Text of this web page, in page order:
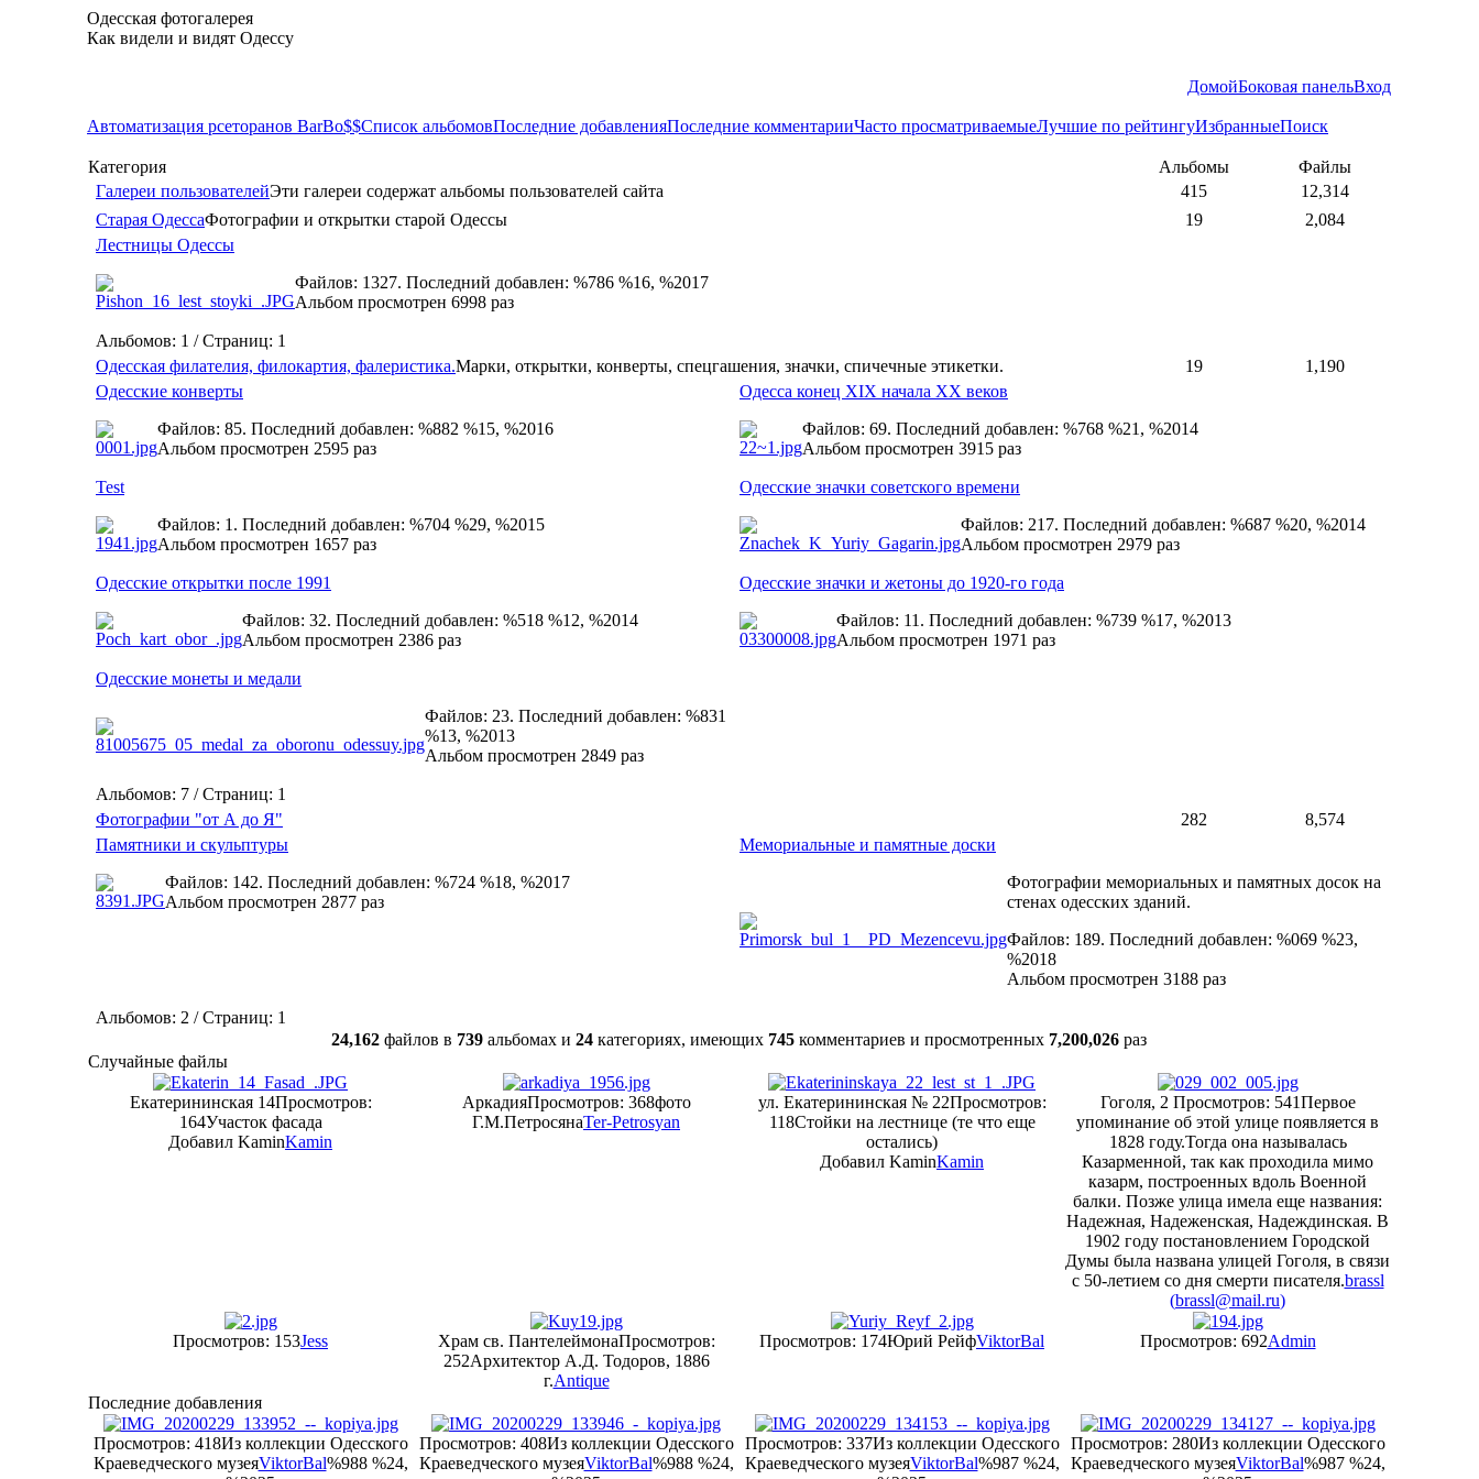
Одесская фотогалерея
Как видели и видят Одессу
ДомойБоковая панельВход
Автоматизация рсеторанов BarBo$$Список альбомовПоследние добавленияПоследние комментарииЧасто просматриваемыеЛучшие по рейтингуИзбранныеПоиск
Категория Альбомы
Файлы
Галереи пользователейЭти галереи содержат альбомы пользователей сайта 415
12,314
Старая ОдессаФотографии и открытки старой Одессы 19
2,084
Лестницы Одессы
Файлов: 1327. Последний добавлен: %786 %16, %2017
Альбом просмотрен 6998 раз
Альбомов: 1 / Страниц: 1
Одесская филателия, филокартия, фалеристика.Марки, открытки, конверты, спецгашения, значки, спичечные этикетки. 19
1,190
Одесские конверты
Файлов: 85. Последний добавлен: %882 %15, %2016
Альбом просмотрен 2595 раз
Одесса конец XIX начала ХХ веков
Файлов: 69. Последний добавлен: %768 %21, %2014
Альбом просмотрен 3915 раз
Test
Файлов: 1. Последний добавлен: %704 %29, %2015
Альбом просмотрен 1657 раз
Одесские значки советского времени
Файлов: 217. Последний добавлен: %687 %20, %2014
Альбом просмотрен 2979 раз
Одесские открытки после 1991
Файлов: 32. Последний добавлен: %518 %12, %2014
Альбом просмотрен 2386 раз
Одесские значки и жетоны до 1920-го года
Файлов: 11. Последний добавлен: %739 %17, %2013
Альбом просмотрен 1971 раз
Одесские монеты и медали
Файлов: 23. Последний добавлен: %831
%13, %2013
Альбом просмотрен 2849 раз
Альбомов: 7 / Страниц: 1
Фотографии "от А до Я"
282
8,574
Памятники и скульптуры
Файлов: 142. Последний добавлен: %724 %18, %2017
Альбом просмотрен 2877 раз
Мемориальные и памятные доски
Фотографии мемориальных и памятных досок на
стенах одесских зданий.
Файлов: 189. Последний добавлен: %069 %23,
%2018
Альбом просмотрен 3188 раз
Альбомов: 2 / Страниц: 1
24,162 файлов в 739 альбомах и 24 категориях, имеющих 745 комментариев и просмотренных 7,200,026 раз
Случайные файлы
Екатерининская 14Просмотров:
164Участок фасада
Добавил KaminKamin
АркадияПросмотров: 368фото
Г.М.ПетросянаTer-Petrosyan
ул. Екатерининская № 22Просмотров:
118Стойки на лестнице (те что еще
остались)
Добавил KaminKamin
Гоголя, 2 Просмотров: 541Первое
упоминание об этой улице появляется в
1828 году.Тогда она называлась
Казарменной, так как проходила мимо
казарм, построенных вдоль Военной
балки. Позже улица имела еще названия:
Надежная, Надеженская, Надеждинская. В
1902 году постановлением Городской
Думы была названа улицей Гоголя, в связи
с 50-летием со дня смерти писателя.brassl
(brassl@mail.ru)
Просмотров: 153Jess Храм св. ПантелеймонаПросмотров:
252Архитектор А.Д. Тодоров, 1886
г.Antique
Просмотров: 174Юрий РейфViktorBal Просмотров: 692Admin
Последние добавления
Просмотров: 418Из коллекции Одесского
Краеведческого музеяViktorBal%988 %24,
Просмотров: 408Из коллекции Одесского
Краеведческого музеяViktorBal%988 %24,
Просмотров: 337Из коллекции Одесского
Краеведческого музеяViktorBal%987 %24,
Просмотров: 280Из коллекции Одесского
Краеведческого музеяViktorBal%987 %24,